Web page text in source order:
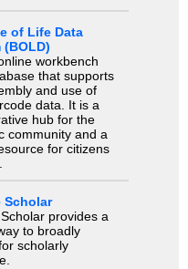
of Life Data
(BOLD)
workbench
that supports
and use of
data. It is a
hub for the
community and a
for citizens
Scholar
provides a
to broadly
scholarly